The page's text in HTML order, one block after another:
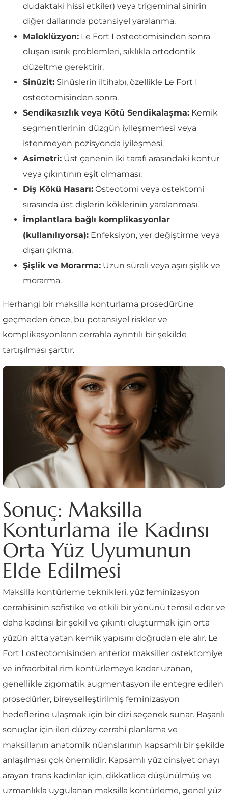
dudaktaki hissi etkiler) veya trigeminal sinirin
diğer dallarında potansiyel yaralanma.
Maloklüzyon: Le Fort I osteotomisinden sonra
oluşan ısırık problemleri, sıklıkla ortodontik
düzeltme gerektirir.
Sinüzit: Sinüslerin iltihabı, özellikle Le Fort I
osteotomisinden sonra.
Sendikasızlık veya Kötü Sendikalaşma: Kemik
segmentlerinin düzgün iyileşmemesi veya
istenmeyen pozisyonda iyileşmesi.
Asimetri: Üst çenenin iki tarafı arasındaki kontur
veya çıkıntının eşit olmaması.
Diş Kökü Hasarı: Osteotomi veya ostektomi
sırasında üst dişlerin köklerinin yaralanması.
İmplantlara bağlı komplikasyonlar
(kullanılıyorsa): Enfeksiyon, yer değiştirme veya
dışarı çıkma.
Şişlik ve Morarma: Uzun süreli veya aşırı şişlik ve
morarma.
Herhangi bir maksilla konturlama prosedürüne
geçmeden önce, bu potansiyel riskler ve
komplikasyonların cerrahla ayrıntılı bir şekilde
tartışılması şarttır.
Sonuç: Maksilla
Konturlama ile Kadınsı
Orta Yüz Uyumunun
Elde Edilmesi
Maksilla kontürleme teknikleri, yüz feminizasyon
cerrahisinin sofistike ve etkili bir yönünü temsil eder ve
daha kadınsı bir şekil ve çıkıntı oluşturmak için orta
yüzün altta yatan kemik yapısını doğrudan ele alır. Le
Fort I osteotomisinden anterior maksiller ostektomiye
ve infraorbital rim kontürlemeye kadar uzanan,
genellikle zigomatik augmentasyon ile entegre edilen
prosedürler, bireyselleştirilmiş feminizasyon
hedeflerine ulaşmak için bir dizi seçenek sunar. Başarılı
sonuçlar için ileri düzey cerrahi planlama ve
maksillanın anatomik nüanslarının kapsamlı bir şekilde
anlaşılması çok önemlidir. Kapsamlı yüz cinsiyet onayı
arayan trans kadınlar için, dikkatlice düşünülmüş ve
uzmanlıkla uygulanan maksilla kontürleme, genel yüz